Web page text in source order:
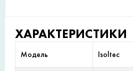
ХАРАКТЕРИСТИКИ
Модель Isoltec